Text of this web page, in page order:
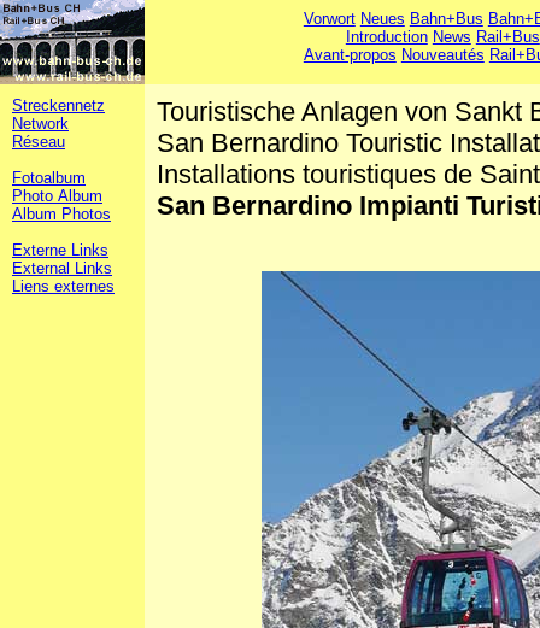
Vorwort Neues Bahn+Bus
Introduction News Rail+Bus
Avant-propos Nouveautés
Streckennetz
Network
Réseau
Fotoalbum
Photo Album
Album Photos
Externe Links
External Links
Liens externes
Touristische Anlagen von Sankt
San Bernardino Touristic
Installations touristiques de
San Bernardino Impianti